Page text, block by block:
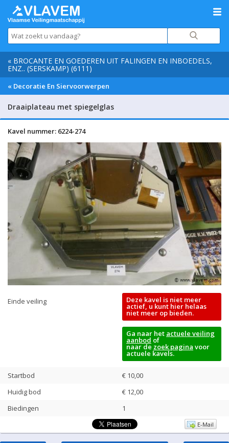
« BROCANTE EN GOEDEREN UIT FALINGEN EN INBOEDELS,
ENZ.. (SERSKAMP) (6111)
« Decoratie En Siervoorwerpen
Draaiplateau met spiegelglas
Kavel nummer: 6224-274
Einde veiling Deze kavel is niet meer
actief, u kunt hier helaas
niet meer op bieden.
Ga naar het actuele veiling
aanbod of
naar de zoek pagina voor
actuele kavels.
Startbod
€ 10,00
Huidig bod
€ 12,00
Biedingen
1
E-Mail